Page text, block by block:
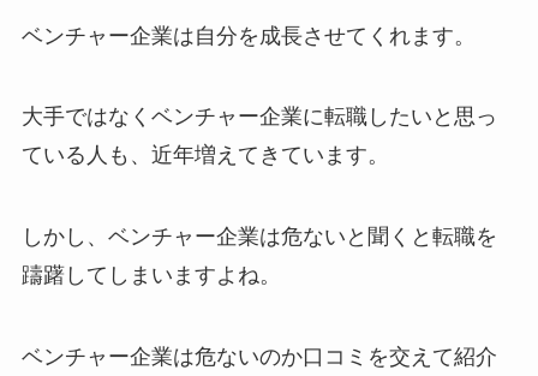
ベンチャー企業は自分を成長させてくれます。
大手ではなくベンチャー企業に転職したいと思っ
ている人も、近年増えてきています。
しかし、ベンチャー企業は危ないと聞くと転職を
躊躇してしまいますよね。
ベンチャー企業は危ないのか口コミを交えて紹介